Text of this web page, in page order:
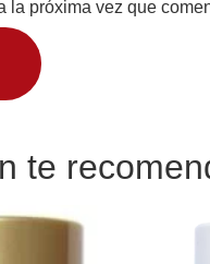
la próxima vez que
te